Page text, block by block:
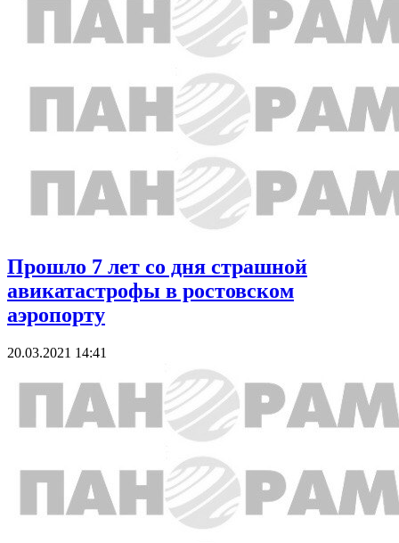
Прошло 7 лет со дня страшной
авикатастрофы в ростовском
аэропорту
20.03.2021 14:41